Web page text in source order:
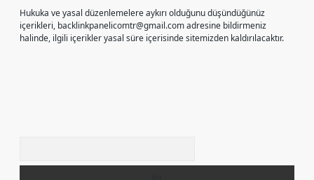
Hukuka ve yasal düzenlemelere aykırı olduğunu düşündüğünüz
içerikleri, backlinkpanelicomtr@gmail.comadresine bildirmeniz
halinde, ilgili içerikler yasal süre içerisinde sitemizden kaldırılacaktır.